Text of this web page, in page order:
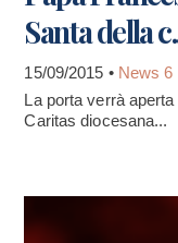
Santa della
15/09/2015 • News 6
La porta verrà
Caritas diocesana...